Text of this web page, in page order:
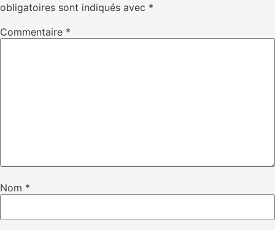
obligatoires sont indiqués avec *
Commentaire *
Nom *